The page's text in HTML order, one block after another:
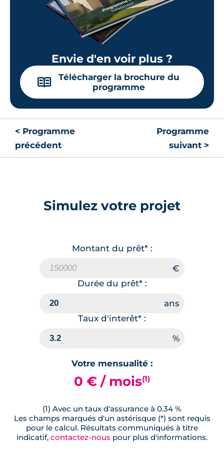
Envie d'en voir plus ?
📖
Télécharger la brochure du
programme
< Programme
précédent
Programme
suivant >
Simulez votre projet
Montant du prêt* :
Durée du prêt* :
Taux d'interêt* :
Votre mensualité :
0 € / mois(1)
(1) Avec un taux d'assurance à 0.34 %
Les champs marqués d'un astérisque (*) sont requis
pour le calcul. Résultats communiqués à titre
indicatif, contactez-nous pour plus d'informations.